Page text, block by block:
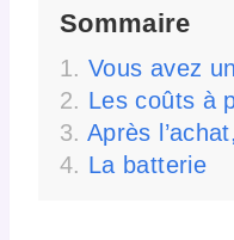
Sommaire
Vous avez
Les coûts à
Après
La batterie